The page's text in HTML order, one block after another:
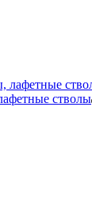
стволы